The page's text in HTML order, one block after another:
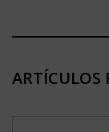
ARTÍCULOS